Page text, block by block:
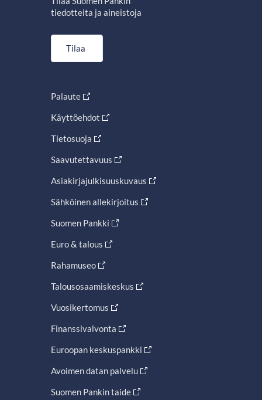
tiedotteita ja aineistoja
Tilaa
Palaute
Käyttöehdot
Tietosuoja
Saavutettavuus
Asiakirjajulkisuuskuvaus
Sähköinen allekirjoitus
Suomen Pankki
Euro & talous
Rahamuseo
Talousosaamiskeskus
Vuosikertomus
Finanssivalvonta
Euroopan keskuspankki
Avoimen datan palvelu
Suomen Pankin taide